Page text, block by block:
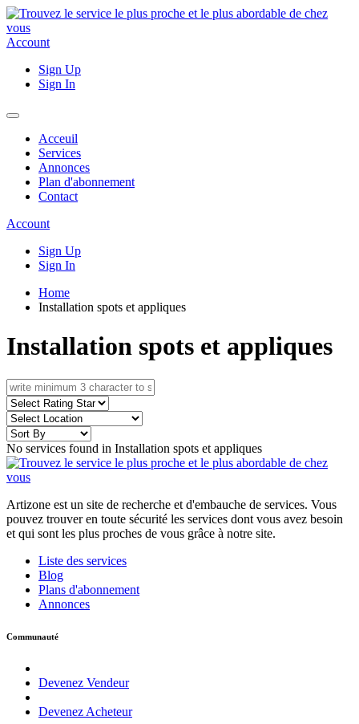
Account
Sign Up
Sign In
Acceuil
Services
Annonces
Plan d'abonnement
Contact
Account
Sign Up
Sign In
Home
Installation spots et appliques
Installation spots et appliques
No services found in Installation spots et appliques
Artizone est un site de recherche et d'embauche de services. Vous
pouvez trouver en toute sécurité les services dont vous avez besoin
et qui sont les plus proches de vous grâce à notre site.
Liste des services
Blog
Plans d'abonnement
Annonces
Communauté
Devenez Vendeur
Devenez Acheteur